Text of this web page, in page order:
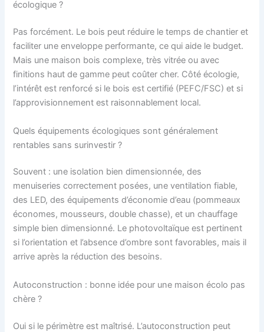
écologique ?
Pas forcément. Le bois peut réduire le temps de chantier et
faciliter une enveloppe performante, ce qui aide le budget.
Mais une maison bois complexe, très vitrée ou avec
finitions haut de gamme peut coûter cher. Côté écologie,
l’intérêt est renforcé si le bois est certifié (PEFC/FSC) et si
l’approvisionnement est raisonnablement local.
Quels équipements écologiques sont généralement
rentables sans surinvestir ?
Souvent : une isolation bien dimensionnée, des
menuiseries correctement posées, une ventilation fiable,
des LED, des équipements d’économie d’eau (pommeaux
économes, mousseurs, double chasse), et un chauffage
simple bien dimensionné. Le photovoltaïque est pertinent
si l’orientation et l’absence d’ombre sont favorables, mais il
arrive après la réduction des besoins.
Autoconstruction : bonne idée pour une maison écolo pas
chère ?
Oui si le périmètre est maîtrisé. L’autoconstruction peut